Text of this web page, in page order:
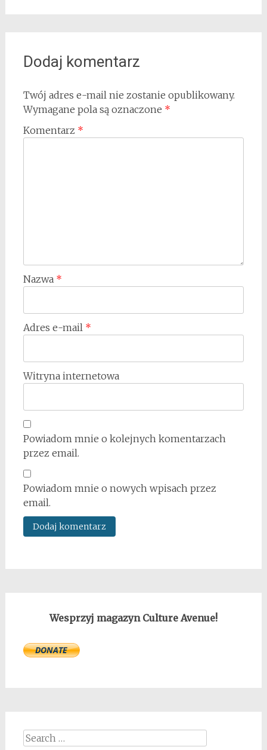
Dodaj komentarz
Twój adres e-mail nie zostanie opublikowany.
Wymagane pola są oznaczone *
Komentarz *
Nazwa *
Adres e-mail *
Witryna internetowa
Powiadom mnie o kolejnych komentarzach
przez email.
Powiadom mnie o nowych wpisach przez
email.
Wesprzyj magazyn Culture Avenue!
Search